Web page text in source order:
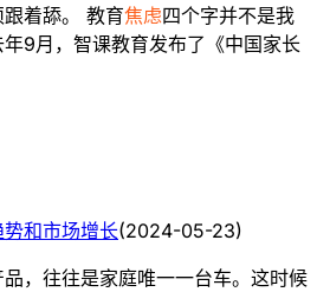
着舔。 教育焦虑四个字并不是我
9月，智课教育发布了《中国家长
和市场增长(2024-05-23)
，往往是家庭唯一一台车。这时候